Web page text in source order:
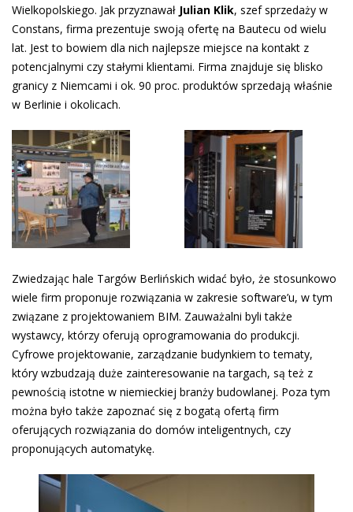
Wielkopolskiego. Jak przyznawał Julian Klik, szef sprzedaży w
Constans, firma prezentuje swoją ofertę na Bautecu od wielu
lat. Jest to bowiem dla nich najlepsze miejsce na kontakt z
potencjalnymi czy stałymi klientami. Firma znajduje się blisko
granicy z Niemcami i ok. 90 proc. produktów sprzedają właśnie
w Berlinie i okolicach.
Zwiedzając hale Targów Berlińskich widać było, że stosunkowo
wiele firm proponuje rozwiązania w zakresie software’u, w tym
związane z projektowaniem BIM. Zauważalni byli także
wystawcy, którzy oferują oprogramowania do produkcji.
Cyfrowe projektowanie, zarządzanie budynkiem to tematy,
który wzbudzają duże zainteresowanie na targach, są też z
pewnością istotne w niemieckiej branży budowlanej. Poza tym
można było także zapoznać się z bogatą ofertą firm
oferujących rozwiązania do domów inteligentnych, czy
proponujących automatykę.